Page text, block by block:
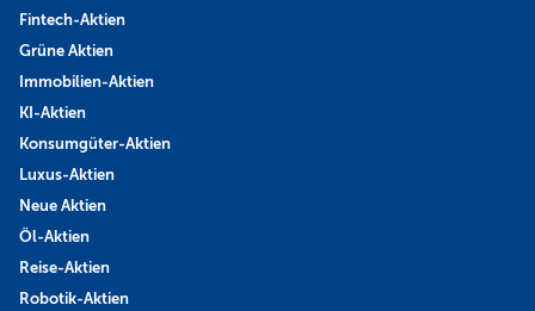
Fintech-Aktien
Grüne Aktien
Immobilien-Aktien
KI-Aktien
Konsumgüter-Aktien
Luxus-Aktien
Neue Aktien
Öl-Aktien
Reise-Aktien
Robotik-Aktien